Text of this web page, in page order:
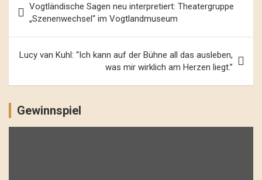
Navigation
Vogtländische Sagen neu interpretiert: Theatergruppe
„Szenenwechsel“ im Vogtlandmuseum
Lucy van Kuhl: “Ich kann auf der Bühne all das ausleben,
was mir wirklich am Herzen liegt.”
Gewinnspiel